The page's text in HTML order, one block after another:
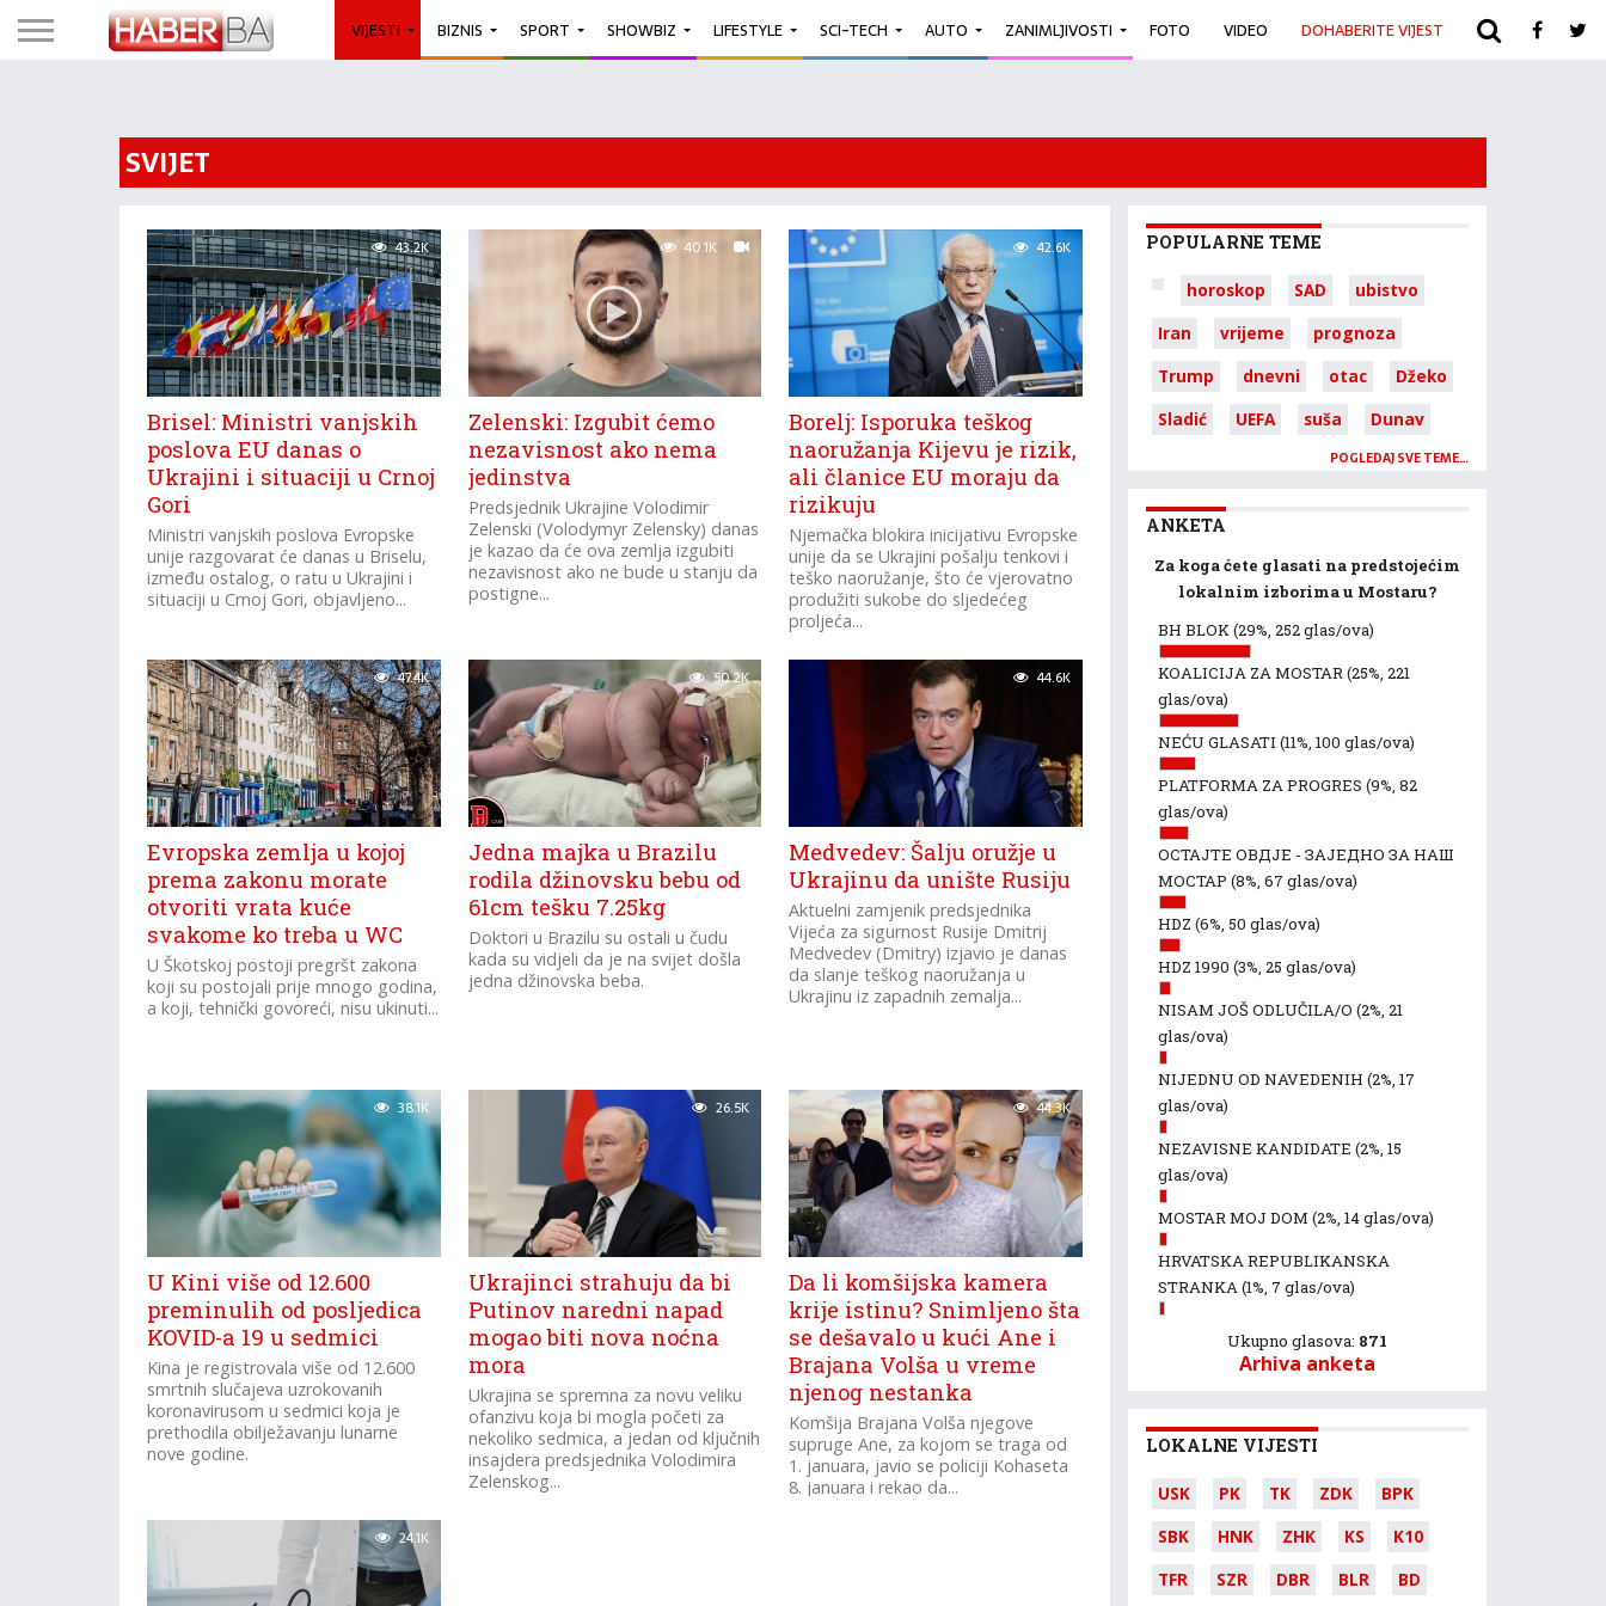
VIJESTI BIZNIS SPORT SHOWBIZ LIFESTYLE SCI-TECH AUTO ZANIMLJIVOSTI FOTO VIDEO DOHABERITE VIJEST ARHIVA
SVIJET
43.2K
Brisel: Ministri vanjskih
poslova EU danas o
Ukrajini i situaciji u Crnoj
Gori
Ministri vanjskih poslova Evropske
unije razgovarat će danas u Briselu,
između ostalog, o ratu u Ukrajini i
situaciji u Crnoj Gori, objavljeno...
40.1K
Zelenski: Izgubit ćemo
nezavisnost ako nema
jedinstva
Predsjednik Ukrajine Volodimir
Zelenski (Volodymyr Zelensky) danas
je kazao da će ova zemlja izgubiti
nezavisnost ako ne bude u stanju da
postigne...
42.6K
Borelj: Isporuka teškog
naoružanja Kijevu je rizik,
ali članice EU moraju da
rizikuju
Njemačka blokira inicijativu Evropske
unije da se Ukrajini pošalju tenkovi i
teško naoružanje, što će vjerovatno
produžiti sukobe do sljedećeg
proljeća...
47.4K
Evropska zemlja u kojoj
prema zakonu morate
otvoriti vrata kuće
svakome ko treba u WC
U Škotskoj postoji pregršt zakona
koji su postojali prije mnogo godina,
a koji, tehnički govoreći, nisu ukinuti...
50.2K
Jedna majka u Brazilu
rodila džinovsku bebu od
61cm tešku 7.25kg
Doktori u Brazilu su ostali u čudu
kada su vidjeli da je na svijet došla
jedna džinovska beba.
44.6K
Medvedev: Šalju oružje u
Ukrajinu da unište Rusiju
Aktuelni zamjenik predsjednika
Vijeća za sigurnost Rusije Dmitrij
Medvedev (Dmitry) izjavio je danas
da slanje teškog naoružanja u
Ukrajinu iz zapadnih zemalja...
38.1K
U Kini više od 12.600
preminulih od posljedica
KOVID-a 19 u sedmici
Kina je registrovala više od 12.600
smrtnih slučajeva uzrokovanih
koronavirusom u sedmici koja je
prethodila obilježavanju lunarne
nove godine.
26.5K
Ukrajinci strahuju da bi
Putinov naredni napad
mogao biti nova noćna
mora
Ukrajina se spremna za novu veliku
ofanzivu koja bi mogla početi za
nekoliko sedmica, a jedan od ključnih
insajdera predsjednika Volodimira
Zelenskog...
44.3K
Da li komšijska kamera
krije istinu? Snimljeno šta
se dešavalo u kući Ane i
Brajana Volša u vreme
njenog nestanka
Komšija Brajana Volša njegove
supruge Ane, za kojom se traga od
1. januara, javio se policiji Kohaseta
8. januara i rekao da...
24.1K
POPULARNE TEME
horoskop SAD
ubistvo
Iran
vrijeme
prognoza
Trump
dnevni otac
Džeko
Sladić
UEFA suša Dunav
POGLEDAJ SVE TEME…
ANKETA
Za koga ćete glasati na predstojećim
lokalnim izborima u Mostaru?
BH BLOK(29%, 252 glas/ova)
KOALICIJA ZA MOSTAR(25%, 221
glas/ova)
NEĆU GLASATI (11%, 100 glas/ova)
PLATFORMA ZA PROGRES (9%, 82
glas/ova)
ОСТАЈТЕ ОВДЈЕ - ЗАЈЕДНО ЗА НАШ
МОСТАР (8%, 67 glas/ova)
HDZ (6%, 50 glas/ova)
HDZ 1990 (3%, 25 glas/ova)
NISAM JOŠ ODLUČILA/O (2%, 21
glas/ova)
NIJEDNU OD NAVEDENIH (2%, 17
glas/ova)
NEZAVISNE KANDIDATE (2%, 15
glas/ova)
MOSTAR MOJ DOM (2%, 14 glas/ova)
HRVATSKA REPUBLIKANSKA
STRANKA(1%, 7 glas/ova)
Ukupno glasova: 871
Arhiva anketa
LOKALNE VIJESTI
USK PK TK ZDK
BPK
SBK
HNK ZHK KS
K10
TFR
SZR DBR BLR BD